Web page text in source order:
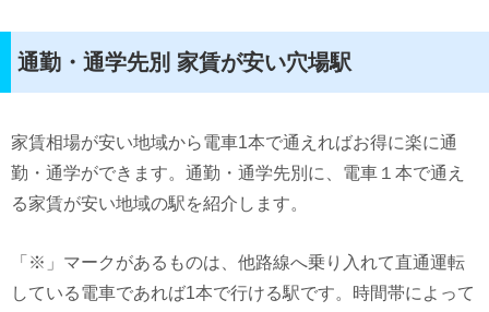
通勤・通学先別 家賃が安い穴場駅
家賃相場が安い地域から電車1本で通えればお得に楽に通
勤・通学ができます。通勤・通学先別に、電車１本で通え
る家賃が安い地域の駅を紹介します。
「※」マークがあるものは、他路線へ乗り入れて直通運転
している電車であれば1本で行ける駅です。時間帯によって